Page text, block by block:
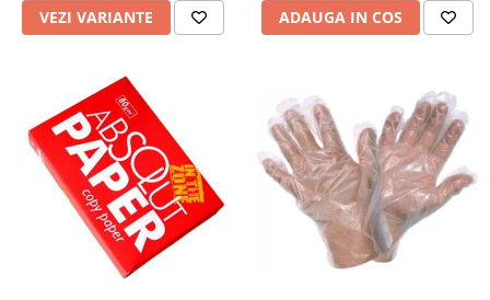
VEZI VARIANTE ADAUGA IN COS